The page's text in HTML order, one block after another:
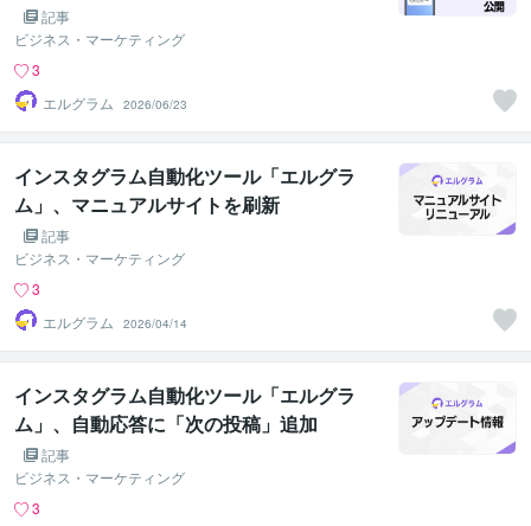
記事
ビジネス・マーケティング
3
エルグラム
2026/06/23
インスタグラム自動化ツール「エルグラ
ム」、マニュアルサイトを刷新
記事
ビジネス・マーケティング
3
エルグラム
2026/04/14
インスタグラム自動化ツール「エルグラ
ム」、自動応答に「次の投稿」追加
記事
ビジネス・マーケティング
3